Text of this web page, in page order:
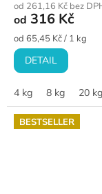
od 261,16 Kč bez
od 316 Kč
Měrná
cena:
od 65,45 Kč / 1 kg
DETAIL
4 kg 8 kg 20 kg
BESTSELLER